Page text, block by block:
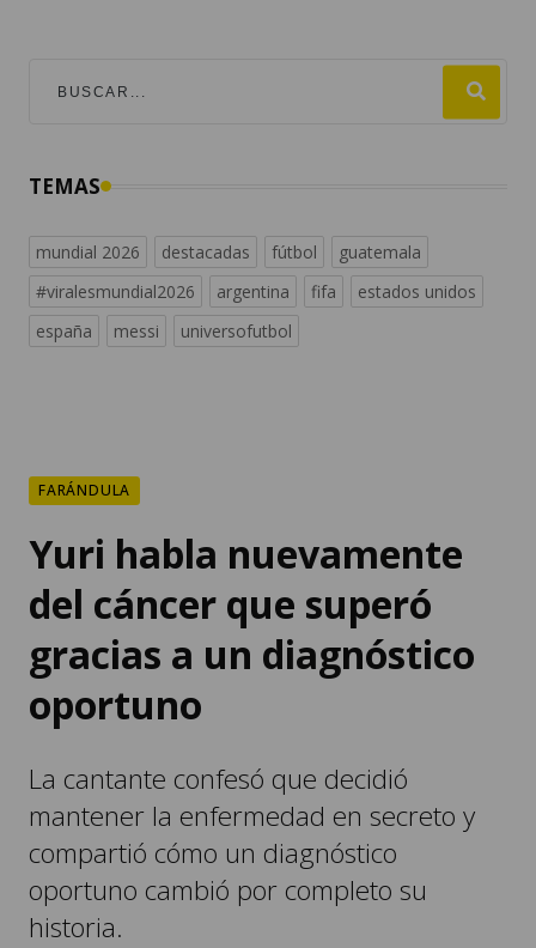
TEMAS
mundial 2026 destacadas fútbol
guatemala
#viralesmundial2026
argentina fifa
estados unidos
españa
messi universofutbol
FARÁNDULA
Yuri habla nuevamente
del cáncer que superó
gracias a un diagnóstico
oportuno
La cantante confesó que decidió
mantener la enfermedad en secreto y
compartió cómo un diagnóstico
oportuno cambió por completo su
historia.